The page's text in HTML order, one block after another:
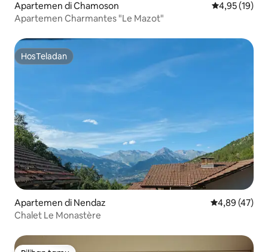
Apartemen di Chamoson Nilai rata-rata
4,95 (19)
Apartemen Charmantes "Le Mazot"
HosTeladan
HosTeladan
Apartemen di Nendaz Nilai rata-rata
4,89 (47)
Chalet Le Monastère